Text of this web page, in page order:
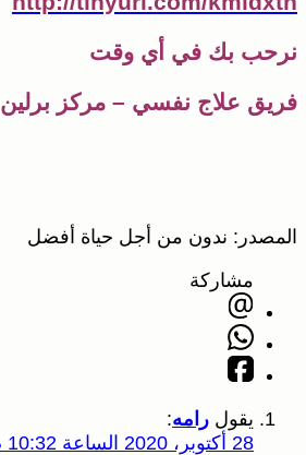
نرحب بك في أي وقت
فريق علاج نفسي – مركز برلين
المصدر: ندون من أجل حياة أفضل
مشاركة
يقول رامه:
28 أكتوبر، 2020 الساعة 10:32 م